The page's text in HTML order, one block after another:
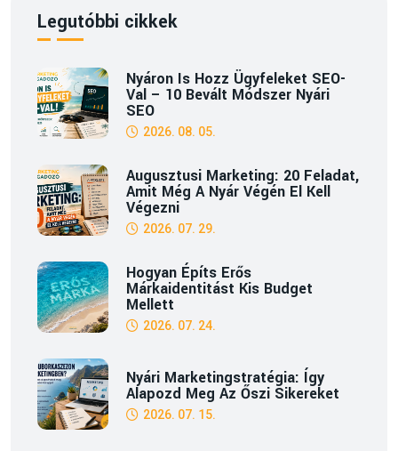
Legutóbbi cikkek
Nyáron Is Hozz Ügyfeleket SEO-
Val – 10 Bevált Módszer Nyári
SEO
2026. 08. 05.
Augusztusi Marketing: 20 Feladat,
Amit Még A Nyár Végén El Kell
Végezni
2026. 07. 29.
Hogyan Építs Erős
Márkaidentitást Kis Budget
Mellett
2026. 07. 24.
Nyári Marketingstratégia: Így
Alapozd Meg Az Őszi Sikereket
2026. 07. 15.